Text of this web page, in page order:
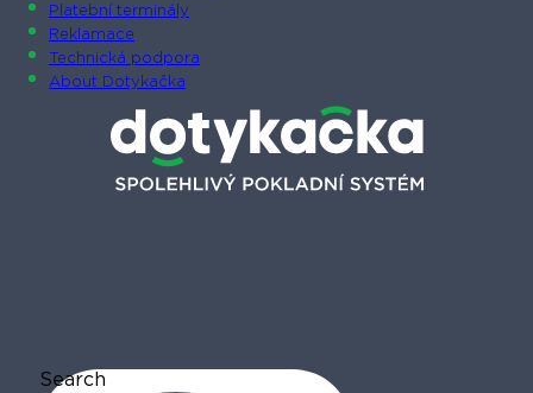
Platební terminály
Reklamace
Technická podpora
About Dotykačka
Search